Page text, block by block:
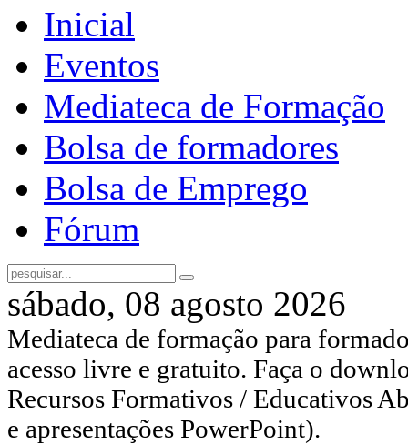
Inicial
Eventos
Mediateca de Formação
Bolsa de formadores
Bolsa de Emprego
Fórum
sábado, 08 agosto 2026
Mediateca de formação para
acesso livre e gratuito. Faça o
Recursos Formativos / Educativos
e apresentações PowerPoint).